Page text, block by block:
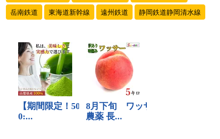
岳南鉄道
東海道新幹線 遠州鉄道 静岡鉄道静岡清水線